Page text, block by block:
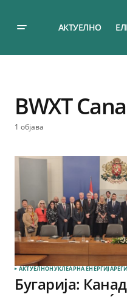
АКТУЕЛНО
BWXT
1 објава
АКТУЕЛНОНУКЛЕАРНА ЕНЕРГИЈА
Бугарија: